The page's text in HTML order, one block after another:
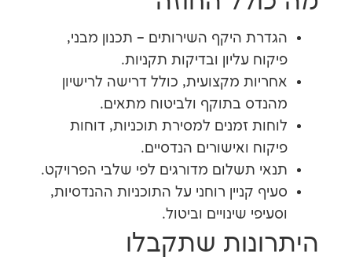
היקף השירותים – תכנון מבני,
עליון ובדיקות תקניות.
מקצועית, כולל דרישה לרישיון
בתוקף ולביטוח מתאים.
זמנים למסירת תוכניות, דוחות
ואישורים הנדסיים.
תשלום מדורגים לפי שלבי הפרויקט.
קניין רוחני על התוכניות ההנדסיות,
שינויים וביטול.
שתקבלו